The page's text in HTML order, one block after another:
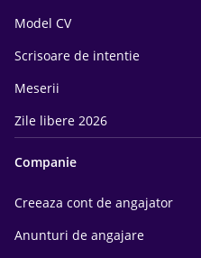
Model CV
Scrisoare de intentie
Meserii
Zile libere 2026
Companie
Creeaza cont de angajator
Anunturi de angajare